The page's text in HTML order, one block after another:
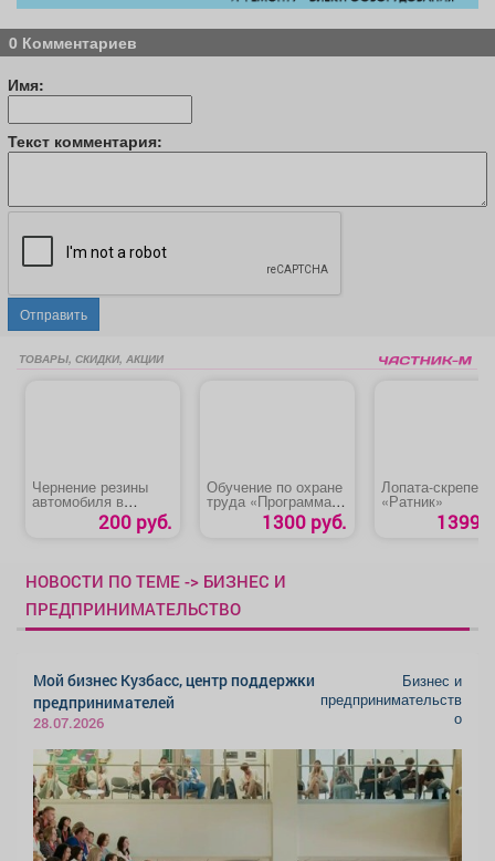
0 Комментариев
Имя:
Текст комментария:
Отправить
ТОВАРЫ, СКИДКИ, АКЦИИ
Чернение резины
автомобиля в
200 руб.
Обучение по охране
труда «Программа
В» 1300 руб.
Лопата-скрепер
«Ратник»
1399
НОВОСТИ ПО ТЕМЕ -> БИЗНЕС И
ПРЕДПРИНИМАТЕЛЬСТВО
Мой бизнес Кузбасс, центр поддержки
предпринимателей
28.07.2026
Бизнес и
предпринимательств
о